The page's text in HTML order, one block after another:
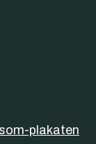
plakaten